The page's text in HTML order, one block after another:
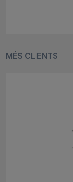
MÉS CLIENTS